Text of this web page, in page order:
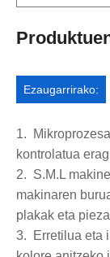
Ezaugarrirako:
1.
kontrolatua
2. S.M.L
makinaren
plakak eta
3. Erretilua eta